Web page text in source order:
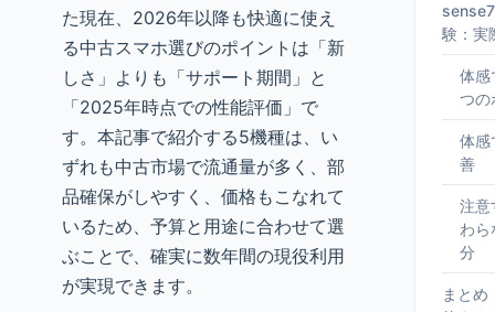
た現在、2026年以降も快適に使え
る中古スマホ選びのポイントは「新
しさ」よりも「サポート期間」と
「2025年時点での性能評価」で
す。本記事で紹介する5機種は、い
ずれも中古市場で流通量が多く、部
品確保がしやすく、価格もこなれて
いるため、予算と用途に合わせて選
ぶことで、確実に数年間の現役利用
が実現できます。
験：実
体感
つの
体感
善
注意
わ
分
まと